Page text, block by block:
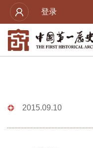
登录
2015.09.10